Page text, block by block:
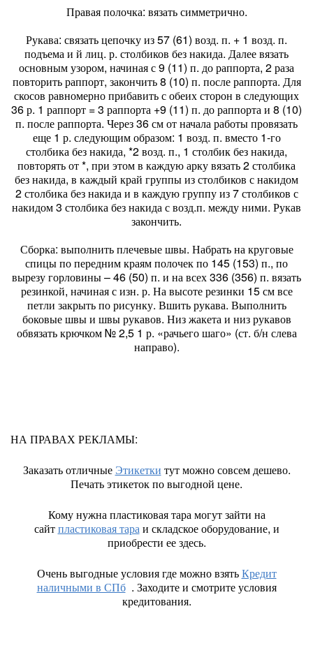
Правая полочка: вязать симметрично.
Рукава: связать цепочку из 57 (61) возд. п. + 1 возд. п.
подъема и й лиц. р. столбиков без накида. Далее вязать
основным узором, начиная с 9 (11) п. до раппорта, 2 раза
повторить раппорт, закончить 8 (10) п. после раппорта. Для
скосов равномерно прибавить с обеих сторон в следующих
36 р. 1 раппорт = 3 раппорта +9 (11) п. до раппорта и 8 (10)
п. после раппорта. Через 36 см от начала работы провязать
еще 1 р. следующим образом: 1 возд. п. вместо 1-го
столбика без накида, *2 возд. п., 1 столбик без накида,
повторять от *, при этом в каждую арку вязать 2 столбика
без накида, в каждый край группы из столбиков с накидом
2 столбика без накида и в каждую группу из 7 столбиков с
накидом 3 столбика без накида с возд.п. между ними. Рукав
закончить.
Сборка: выполнить плечевые швы. Набрать на круговые
спицы по передним краям полочек по 145 (153) п., по
вырезу горловины – 46 (50) п. и на всех 336 (356) п. вязать
резинкой, начиная с изн. р. На высоте резинки 15 см все
петли закрыть по рисунку. Вшить рукава. Выполнить
боковые швы и швы рукавов. Низ жакета и низ рукавов
обвязать крючком № 2,5 1 р. «рачьего шаго» (ст. б/н слева
направо).
НА ПРАВАХ РЕКЛАМЫ:
Заказать отличные Этикетки тут можно совсем дешево.
Печать этикеток по выгодной цене.
Кому нужна пластиковая тара могут зайти на
сайтпластиковая тараи складское оборудование, и
приобрести ее здесь.
Очень выгодные условия где можно взятьКредит
наличными в СПб. Заходите и смотрите условия
кредитования.